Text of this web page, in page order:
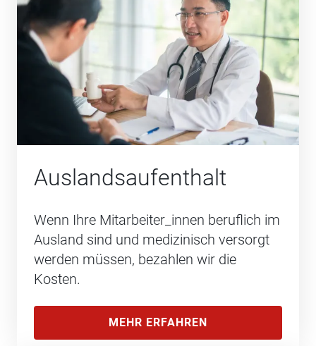
Auslands­aufenthalt
Wenn Ihre Mitarbeiter_innen beruflich im
Ausland sind und medizinisch versorgt
werden müssen, bezahlen wir die
Kosten.
MEHR ERFAHREN